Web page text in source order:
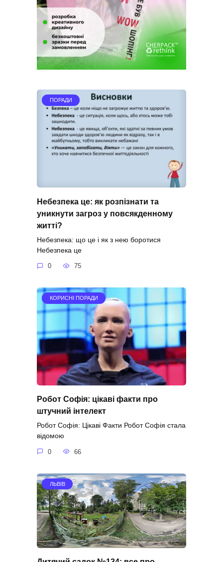
ПОРАДИ
Небезпека це: як розпізнати та
уникнути загроз у повсякденному
житті?
Небезпека: що це і як з нею боротися
Небезпека це
0 75
КОРИСНІ ПОРАДИ
Робот Софія: цікаві факти про
штучний інтелект
Робот Софія: Цікаві Факти Робот Софія стала
відомою
0 66
ЛЬВІВ